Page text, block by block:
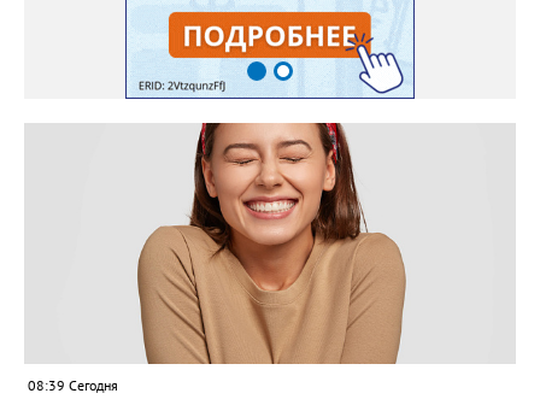
08:39 Сегодня